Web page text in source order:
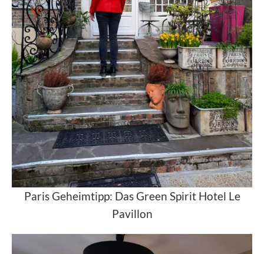
Paris Geheimtipp: Das Green Spirit Hotel Le
Pavillon